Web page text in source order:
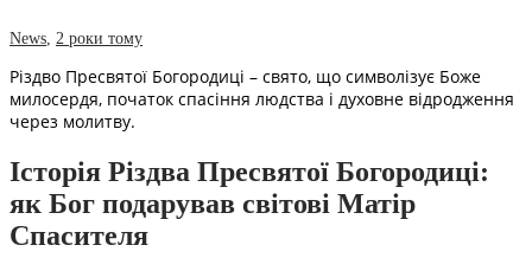
News 2 роки тому
Різдво Пресвятої Богородиці – свято, що символізує Боже
милосердя, початок спасіння людства і духовне відродження
через молитву.
Історія Різдва Пресвятої Богородиці:
як Бог подарував світові Матір
Спасителя